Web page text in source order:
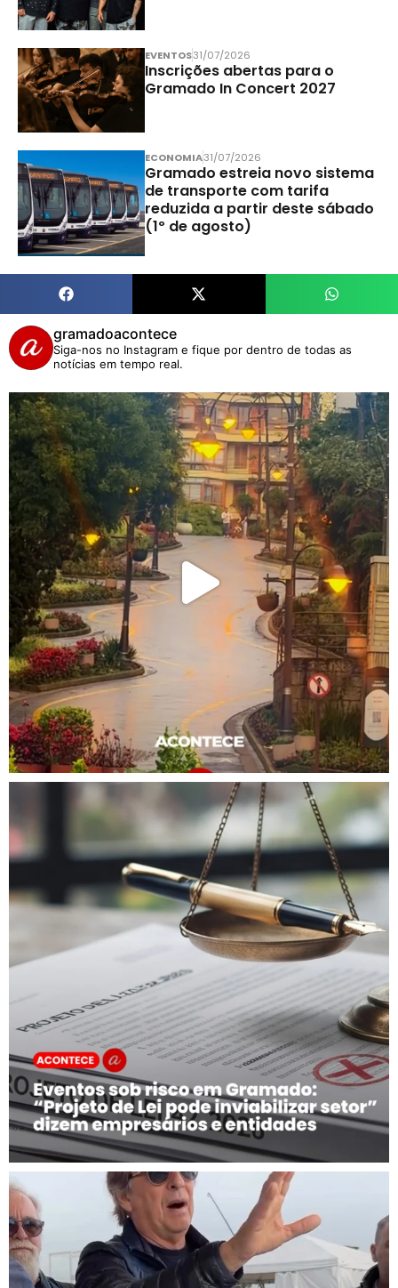
EVENTOS31/07/2026
Inscrições abertas para o
Gramado In Concert 2027
ECONOMIA31/07/2026
Gramado estreia novo sistema
de transporte com tarifa
reduzida a partir deste sábado
(1º de agosto)
gramadoacontece
Siga-nos no Instagram e fique por dentro de todas as
notícias em tempo real.